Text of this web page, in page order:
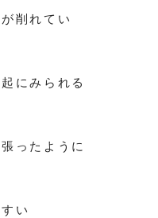
削れてい
にみられる
ったように
い